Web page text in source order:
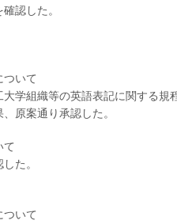
認した。
ついて
学組織等の英語表記に関する
原案通り承認した。
て
た。
ついて